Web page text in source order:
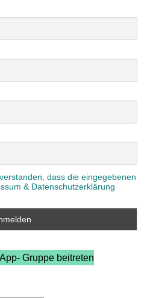
dass die eingegebenen
& Datenschutzerklärung
Gruppe beitreten